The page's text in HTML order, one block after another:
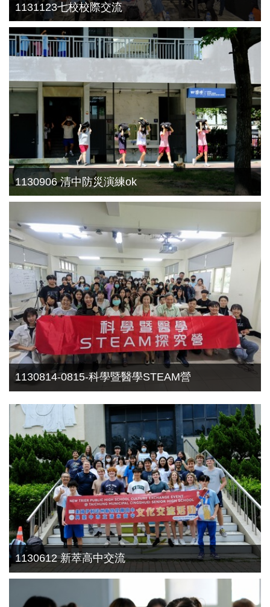
1131123七校校際交流
1130906 清中防災演練ok
1130814-0815-科學暨醫學STEAM營
1130905-前導-跨校選修課程合作校際交流-新社、
弘文
1130612 新萃高中交流